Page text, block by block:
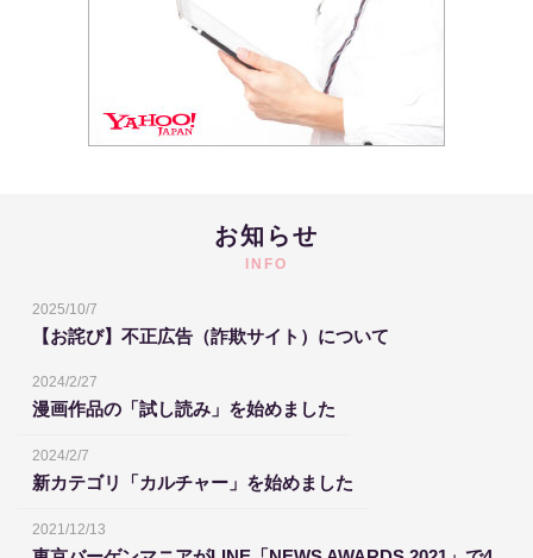
お知らせ
INFO
2025/10/7
【お詫び】不正広告（詐欺サイト）について
2024/2/27
漫画作品の「試し読み」を始めました
2024/2/7
新カテゴリ「カルチャー」を始めました
2021/12/13